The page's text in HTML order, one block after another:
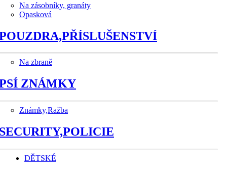
Na zásobníky, granáty
Opasková
Na zbraně
ZNÁMKY
Známky,Ražba
DĚTSKÉ